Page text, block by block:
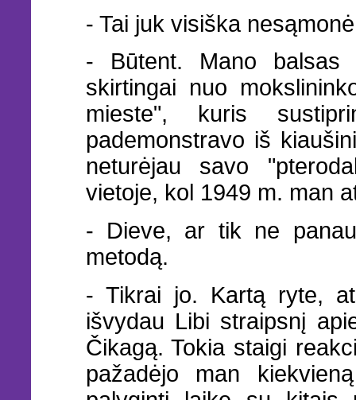
- Tai juk visiška
- Būtent. Mano balsas
skirtingai nuo
mieste", kuris
pademonstravo iš
neturėjau savo
vietoje, kol 1949 m. man
- Dieve, ar tik ne
metodą.
- Tikrai jo. Kartą ryte,
išvydau Libi straipsnį
Čikagą. Tokia staigi
pažadėjo man